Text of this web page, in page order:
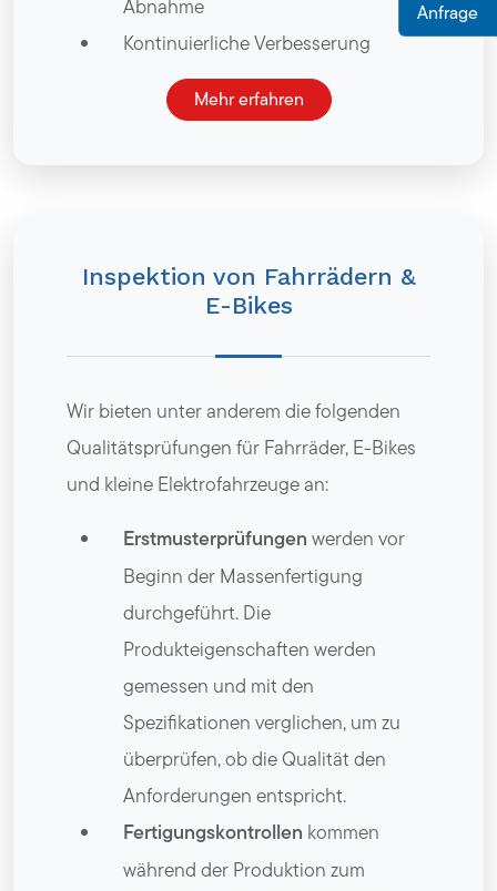
Abnahme
Kontinuierliche Verbesserung
Mehr erfahren
Inspektion von Fahrrädern &
E-Bikes
Wir bieten unter anderem die folgenden
Qualitätsprüfungen für Fahrräder, E-Bikes
und kleine Elektrofahrzeuge an:
Erstmusterprüfungen werden vor
Beginn der Massenfertigung
durchgeführt. Die
Produkteigenschaften werden
gemessen und mit den
Spezifikationen verglichen, um zu
überprüfen, ob die Qualität den
Anforderungen entspricht.
Fertigungskontrollen kommen
während der Produktion zum
Anfrage